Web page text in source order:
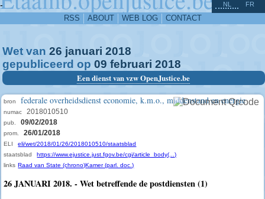
-
RSS ABOUT WEB LOG CONTACT
NL FR
Wet van 26 januari 2018
gepubliceerd op 09 februari 2018
Een dienst van vzw OpenJustice.be
bron federale overheidsdienst economie, k.m.o., middenstand en energie
numac 2018010510
pub. 09/02/2018
prom. 26/01/2018
ELI
eli/wet/2018/01/26/2018010510/staatsblad
staatsblad
https://www.ejustice.just.fgov.be/cgi/article_body(...)
links Raad van State (chrono)Kamer (parl. doc.)
26 JANUARI 2018. - Wet betreffende de postdiensten (1)
^